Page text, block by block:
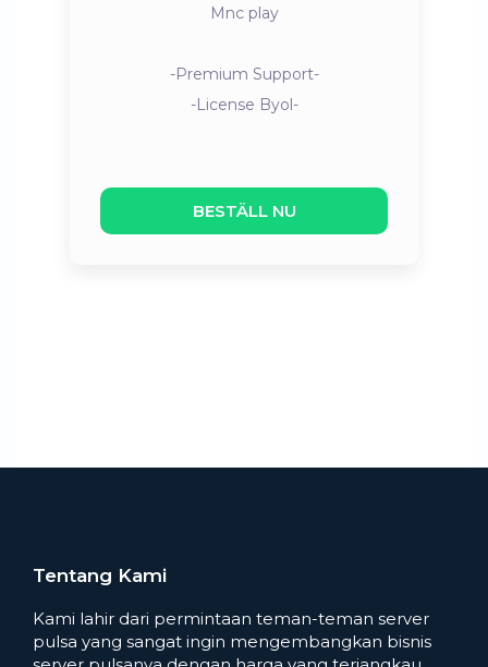
Mnc play
-Premium Support-
-License Byol-
BESTÄLL NU
Tentang Kami
Kami lahir dari permintaan teman-teman server
pulsa yang sangat ingin mengembangkan bisnis